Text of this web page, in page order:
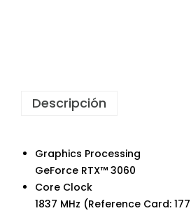
Descripción
Graphics Processing
GeForce RTX™ 3060
Core Clock
1837 MHz (Reference Card: